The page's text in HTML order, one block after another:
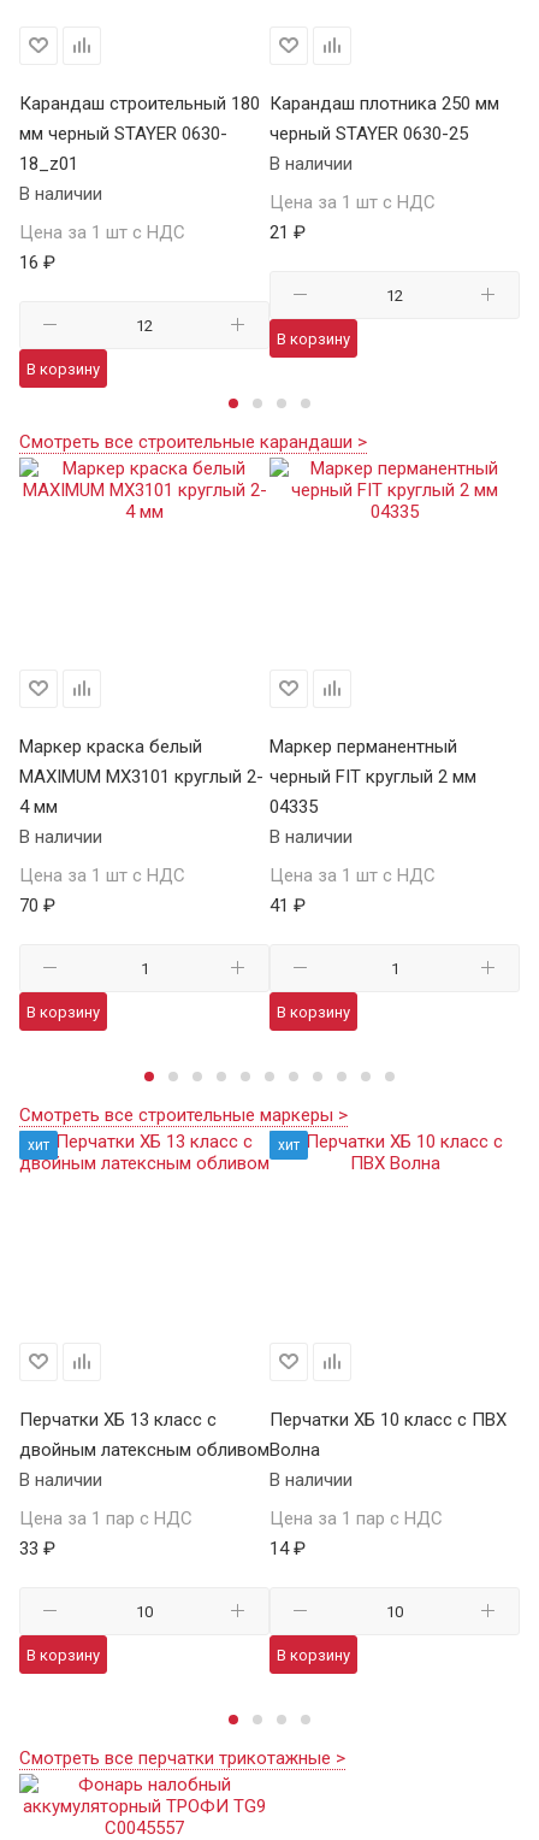
Карандаш строительный 180
мм черный STAYER 0630-
18_z01
В наличии
Цена за 1 шт с НДС
16 ₽
В корзину
Карандаш плотника 250 мм
черный STAYER 0630-25
В наличии
Цена за 1 шт с НДС
21 ₽
В корзину
Смотреть все строительные карандаши >
Маркер краска белый
MAXIMUM MX3101 круглый 2-
4 мм
В наличии
Цена за 1 шт с НДС
70 ₽
В корзину
Маркер перманентный
черный FIT круглый 2 мм
04335
В наличии
Цена за 1 шт с НДС
41 ₽
В корзину
Смотреть все строительные маркеры >
хит
Перчатки ХБ 13 класс с
двойным латексным обливом
В наличии
Цена за 1 пар с НДС
33 ₽
В корзину
хит
Перчатки ХБ 10 класс с ПВХ
Волна
В наличии
Цена за 1 пар с НДС
14 ₽
В корзину
Смотреть все перчатки трикотажные >